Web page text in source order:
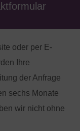
oder per E-
Ihre
der Anfrage
sechs Monate
wir nicht ohne